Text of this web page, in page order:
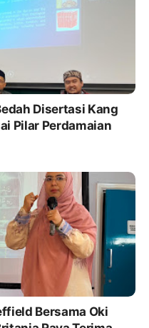
Disertasi Kang
Pilar Perdamaian
Bersama Oki